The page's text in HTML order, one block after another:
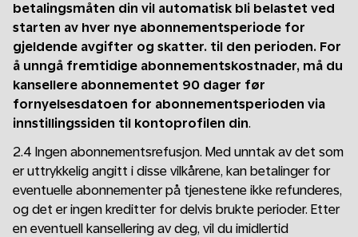
betalingsmåten din vil automatisk bli belastet ved
starten av hver nye abonnementsperiode for
gjeldende avgifter og skatter. til den perioden. For
å unngå fremtidige abonnementskostnader, må du
kansellere abonnementet 90 dager før
fornyelsesdatoen for abonnementsperioden via
innstillingssiden til kontoprofilen din.
2.4 Ingen abonnementsrefusjon. Med unntak av det som
er uttrykkelig angitt i disse vilkårene, kan betalinger for
eventuelle abonnementer på tjenestene ikke refunderes,
og det er ingen kreditter for delvis brukte perioder. Etter
en eventuell kansellering av deg, vil du imidlertid